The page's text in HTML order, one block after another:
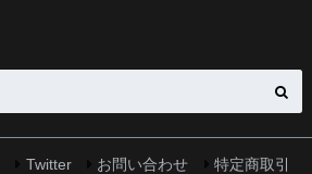
Twitter お問い合わせ 特定商取引